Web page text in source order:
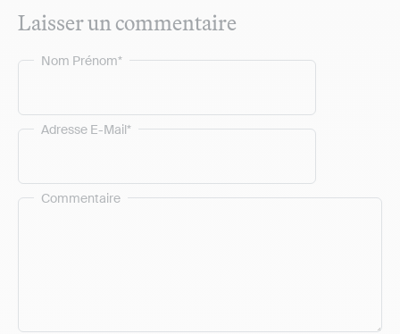
Laisser un commentaire
Commentaire
Nom Prénom*
Adresse E-Mail*